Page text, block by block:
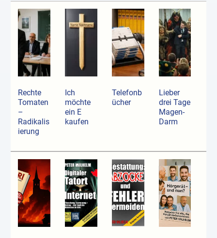
Rechte
Tomaten
–
Radikalis
ierung
Ich
möchte
ein E
kaufen
Telefonb
ücher
Lieber
drei Tage
Magen-
Darm